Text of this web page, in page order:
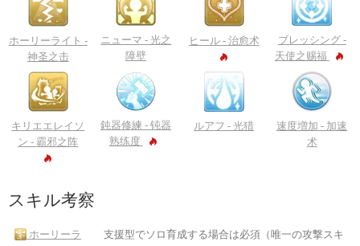
ホーリーライト -
神圣之击
ニューマ - 光之
障壁
ヒール - 治愈术
ブレッシング -
天使之赐福
キリエエレイソ
ン - 霸邪之阵
鈍器修練 -钝器
熟练度
ルアフ - 光猎 速度増加 - 加速
术
スキル考察
ホーリーラ
支援型でソロ育成する場合は必須（唯一の攻撃スキ